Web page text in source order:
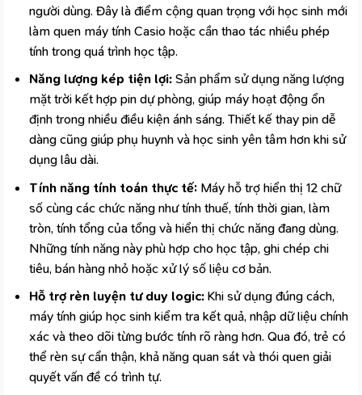
người dùng. Đây là điểm cộng quan trọng với học sinh mới
làm quen máy tính Casiohoặc cần thao tác nhiều phép
tính trong quá trình học tập.
Năng lượng kép tiện lợi:Sản phẩm sử dụng năng lượng
mặt trời kết hợp pin dự phòng, giúp máy hoạt động ổn
định trong nhiều điều kiện ánh sáng. Thiết kế thay pin dễ
dàng cũng giúp phụ huynh và học sinh yên tâm hơn khi sử
dụng lâu dài.
Tính năng tính toán thực tế:Máy hỗ trợ hiển thị 12 chữ
số cùng các chức năng như tính thuế, tính thời gian, làm
tròn, tính tổng của tổng và hiển thị chức năng đang dùng.
Những tính năng này phù hợp cho học tập, ghi chép chi
tiêu, bán hàng nhỏ hoặc xử lý số liệu cơ bản.
Hỗ trợ rèn luyện tư duy logic:Khi sử dụng đúng cách,
máy tính giúp học sinh kiểm tra kết quả, nhập dữ liệu chính
xác và theo dõi từng bước tính rõ ràng hơn. Qua đó, trẻ có
thể rèn sự cẩn thận, khả năng quan sát và thói quen giải
quyết vấn đề có trình tự.